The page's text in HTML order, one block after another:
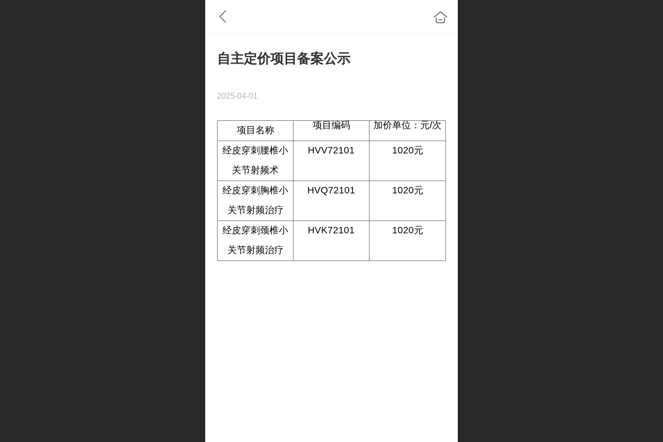
自主定价项目备案公示
2025-04-01
项目名称 项目编码 加价单位：元/次
经皮穿刺腰椎小
关节射频术
HVV72101 1020元
经皮穿刺胸椎小
关节射频治疗
HVQ72101 1020元
经皮穿刺颈椎小
关节射频治疗
HVK72101 1020元